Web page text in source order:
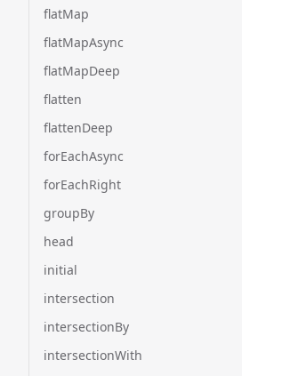
flatMap
flatMapAsync
flatMapDeep
flatten
flattenDeep
forEachAsync
forEachRight
groupBy
head
initial
intersection
intersectionBy
intersectionWith